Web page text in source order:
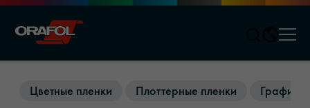
Цветные пленки Плоттерные пленки